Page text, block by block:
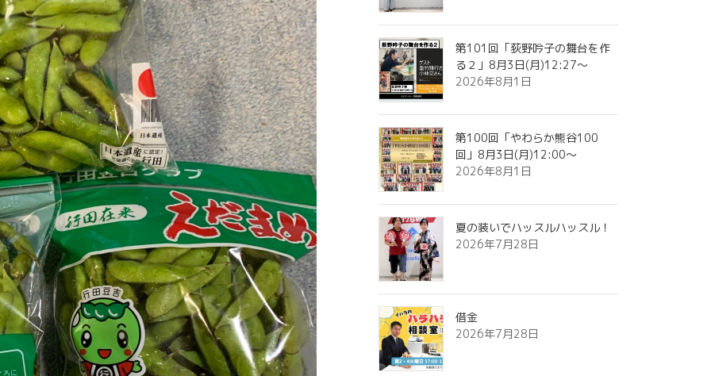
第101回「荻野吟子の舞台を作
る２」8月3日(月)12:27～
2026年8月1日
第100回「やわらか熊谷100
回」8月3日(月)12:00～
2026年8月1日
夏の装いでハッスルハッスル！
2026年7月28日
借金
2026年7月28日